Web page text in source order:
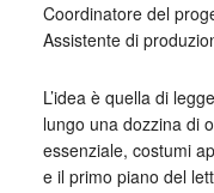
Coordinatore del
Assistente di
L’idea è quella di
lungo una dozzina di
essenziale, costumi
e il primo piano del